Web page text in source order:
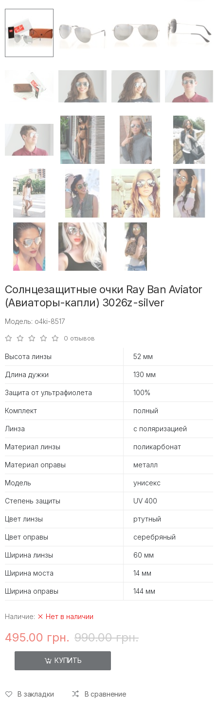
Солнцезащитные очки Ray Ban Aviator
(Авиаторы-капли) 3026z-silver
Модель: o4ki-8517
0 отзывов
Высота линзы 52 мм
Длина дужки 130 мм
Защита от ультрафиолета 100%
Комплект полный
Линза с поляризацией
Материал линзы поликарбонат
Материал оправы металл
Модель унисекс
Степень защиты UV 400
Цвет линзы ртутный
Цвет оправы серебряный
Ширина линзы 60 мм
Ширина моста 14 мм
Ширина оправы 144 мм
Наличие: Нет в наличии
495.00 грн. 990.00 грн.
КУПИТЬ
В закладки В сравнение